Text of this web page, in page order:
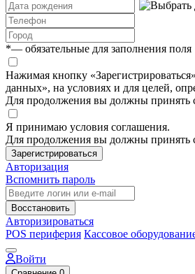
*— обязательные для заполнения поля
Нажимая кнопку
данных», на условиях и для целей,
Для продолжения вы должны принять
Я принимаю условия соглашения.
Для продолжения вы должны принять
Зарегистрироваться
Авторизация
Вспомнить пароль
Восстановить
Авторизироваться
POS периферия Кассовое
Войти